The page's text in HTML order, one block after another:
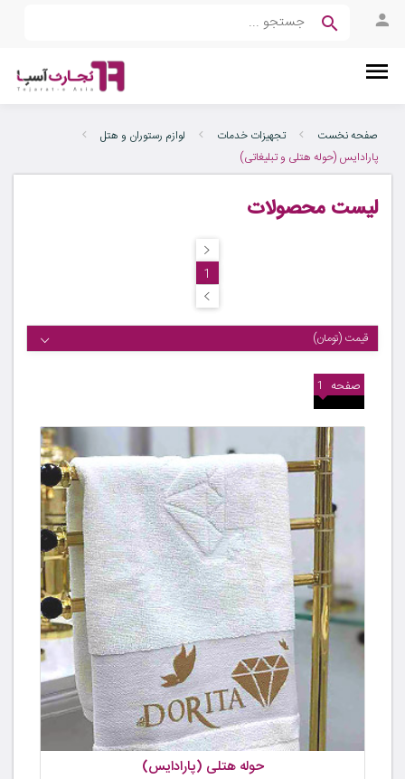
صفحه نخست تجهیزات خدمات
لوازم رستوران و هتل
پارادایس (حوله هتلی و تبلیغاتی)
لیست محصولات
1
قیمت (تومان)
صفحه 1
حوله هتلی (پارادایس)